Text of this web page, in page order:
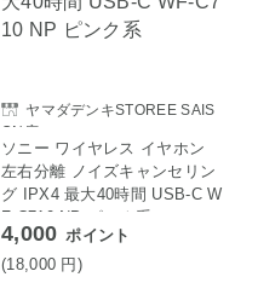
ヤマダデンキSTOREE SAIS
ON店
ソニー ワイヤレス イヤホン
左右分離 ノイズキャンセリン
グ IPX4 最大40時間 USB-C W
F-C710 NP ピンク系
4,000 ポイント
(18,000 円)